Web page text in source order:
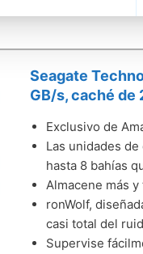
Seagate
GB/s, caché de
Exclusivo de
Las unidades
hasta 8 bahías
Almacene más
ronWolf,
casi total del
Supervise